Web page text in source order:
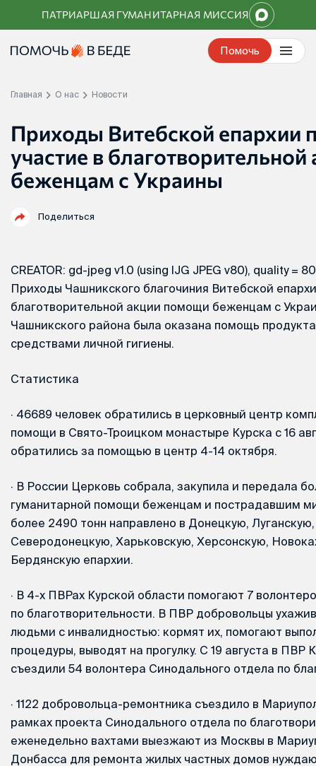
Перейти
к
контенту
ПАТРИАРШАЯ ГУМАНИТАРНАЯ МИССИЯ
Помочь
Главная О нас Новости
Приходы Витебской епархии
участие в
беженцам с Украины
Поделиться
CREATOR: gd-jpeg v1.0 (using IJG JPEG v80), quality = 80
Приходы Чашникского благочиния Витебской
благотворительной акции помощи беженцам с
Чашникского района была оказана помощь
средствами личной гигиены.
Статистика
· 46689 человек обратились в церковный центр
помощи в Свято-Троицком монастыре Курска с 16
обратились за помощью в центр 4-14 октября.
· В России Церковь собрала, закупила и передала
гуманитарной помощи беженцам и пострадавшим
более 2490 тонн направлено в Донецкую,
Северодонецкую, Харьковскую, Херсонскую,
Бердянскую епархии.
· В 4-х ПВРах Курской области помогают 7
по благотворительности. В ПВР добровольцы
людьми с инвалидностью: кормят их, помогают
процедуры, выводят на прогулку. С 19 августа в ПВР
съездили 54 волонтера Синодального отдела по
· 1122 добровольца-ремонтника съездило в
рамках проекта Синодального отдела по
еженедельно вахтами выезжают из Москвы в
Донбасса для ремонта жилых частных домов